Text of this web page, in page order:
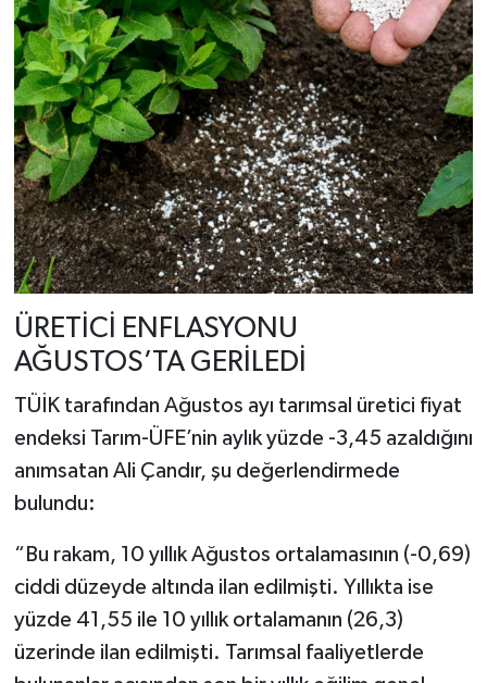
ÜRETİCİ ENFLASYONU
AĞUSTOS’TA GERİLEDİ
TÜİK tarafından Ağustos ayı tarımsal üretici fiyat
endeksi Tarım-ÜFE’nin aylık yüzde -3,45 azaldığını
anımsatan Ali Çandır, şu değerlendirmede
bulundu:
“Bu rakam, 10 yıllık Ağustos ortalamasının (-0,69)
ciddi düzeyde altında ilan edilmişti. Yıllıkta ise
yüzde 41,55 ile 10 yıllık ortalamanın (26,3)
üzerinde ilan edilmişti. Tarımsal faaliyetlerde